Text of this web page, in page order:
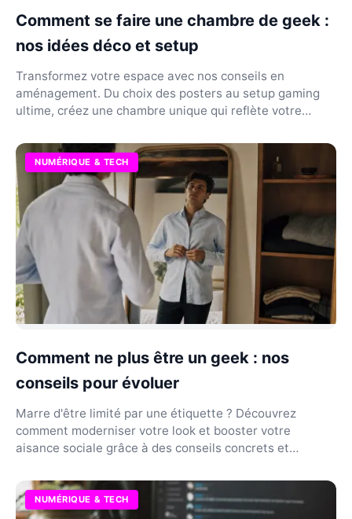
Comment se faire une chambre de geek :
nos idées déco et setup
Transformez votre espace avec nos conseils en
aménagement. Du choix des posters au setup gaming
ultime, créez une chambre unique qui reflète votre
NUMÉRIQUE & TECH
Comment ne plus être un geek : nos
conseils pour évoluer
Marre d'être limité par une étiquette ? Découvrez
comment moderniser votre look et booster votre
aisance sociale grâce à des conseils concrets et
NUMÉRIQUE & TECH